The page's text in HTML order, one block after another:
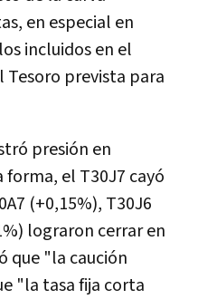
en especial en
incluidos en el
Tesoro prevista para
presión en
el T30J7 cayó
(+0,15%), T30J6
lograron cerrar en
que "la caución
"la tasa fija corta